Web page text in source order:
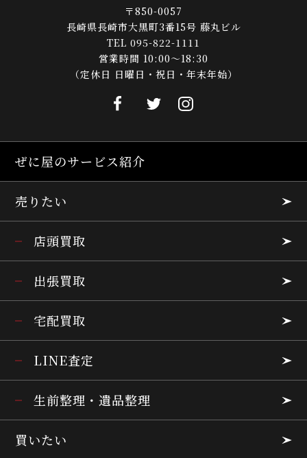
〒850-0057
長崎県長崎市大黒町3番15号 藤丸ビル
TEL 095-822-1111
営業時間 10:00～18:30
（定休日 日曜日・祝日・年末年始）
ぜに屋のサービス紹介
売りたい
店頭買取
出張買取
宅配買取
LINE査定
生前整理・遺品整理
買いたい